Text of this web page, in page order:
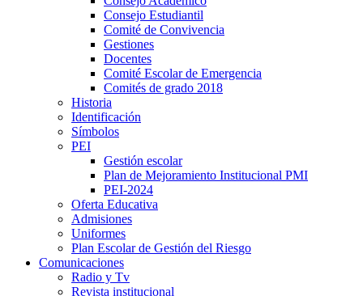
Consejo Estudiantil
Comité de Convivencia
Gestiones
Docentes
Comité Escolar de Emergencia
Comités de grado 2018
Historia
Identificación
Símbolos
PEI
Gestión escolar
Plan de Mejoramiento Institucional PMI
PEI-2024
Oferta Educativa
Admisiones
Uniformes
Plan Escolar de Gestión del Riesgo
Comunicaciones
Radio y Tv
Revista institucional